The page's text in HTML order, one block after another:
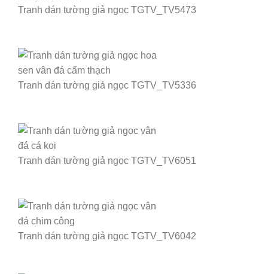
Tranh dán tường giả ngọc TGTV_TV5473
Tranh dán tường giả ngọc TGTV_TV5336
Tranh dán tường giả ngọc TGTV_TV6051
Tranh dán tường giả ngọc TGTV_TV6042